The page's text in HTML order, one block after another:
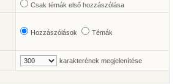
Csak témák első hozzászólása
Hozzászólások Témák
karakterének megjelenítése